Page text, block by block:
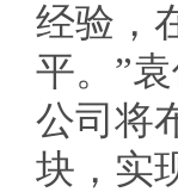
经验，
平。”
公司将
块，实